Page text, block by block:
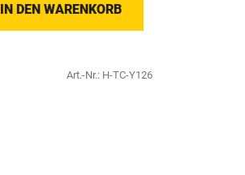
IN DEN WARENKORB
Art.-Nr.: H-TC-Y126